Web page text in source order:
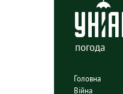
погода
Головна
Війна